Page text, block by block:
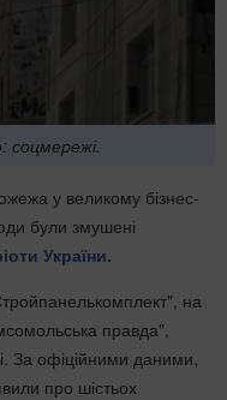
у великому бізнес-
були змушені
України.
на
правда",
За офіційними даними,
про шістьох